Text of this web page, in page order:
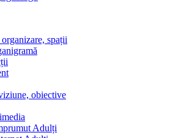
spații
obiective
Adulți